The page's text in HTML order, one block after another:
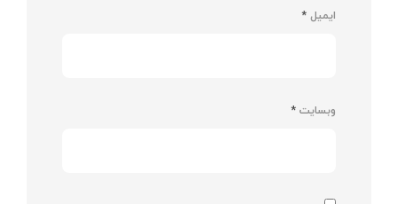
ایمیل *
وبسایت *